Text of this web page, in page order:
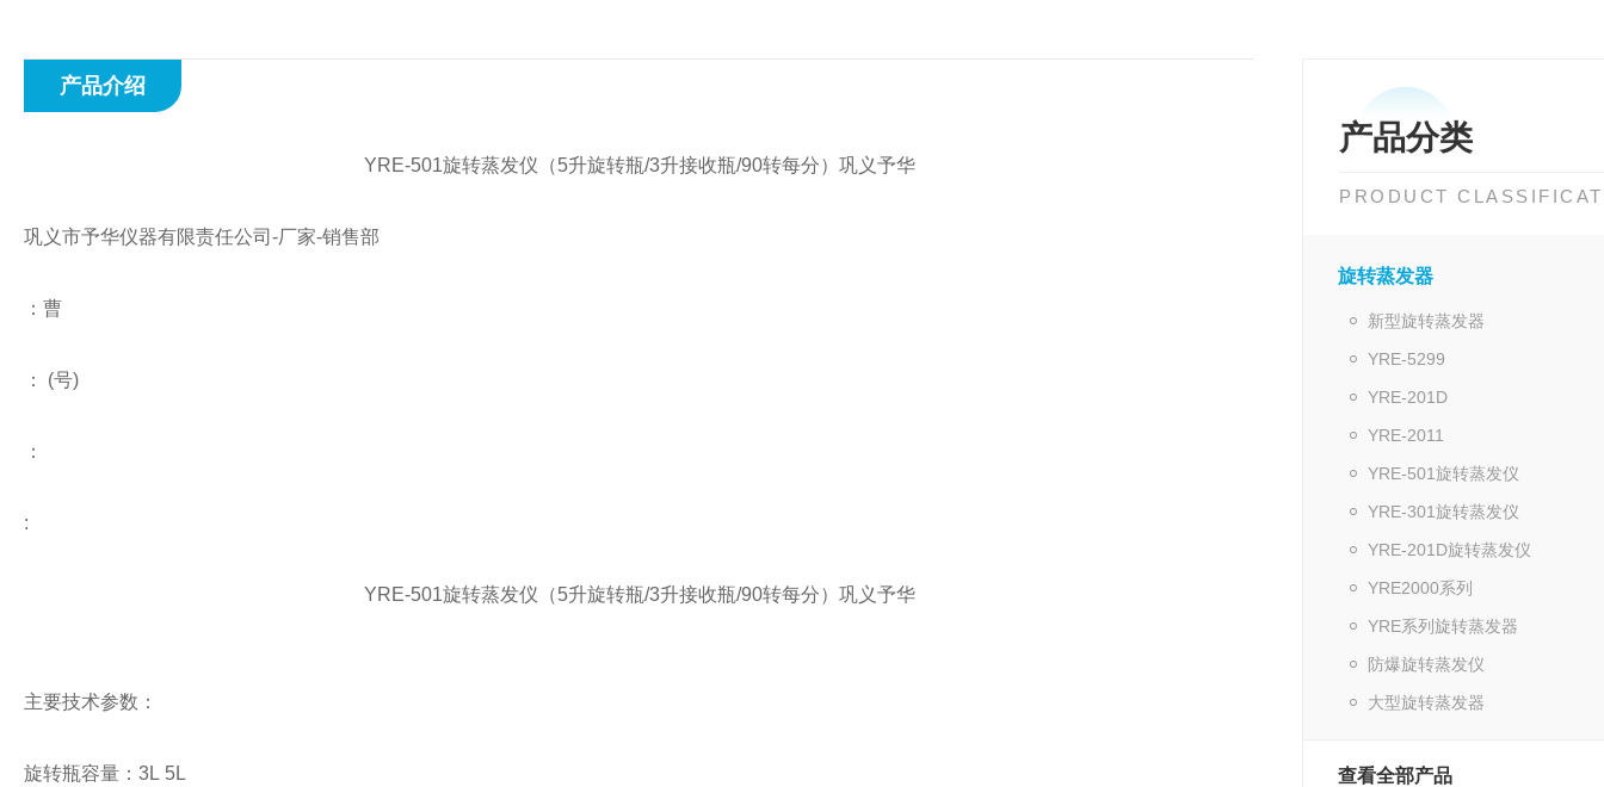
产品分类
PRODUCT
旋转蒸发器
新型旋转蒸发器
YRE-5299
YRE-201D
YRE-2011
YRE-501旋转蒸发仪
YRE-301旋转蒸发仪
YRE-201D旋转蒸发仪
YRE2000系列
YRE系列旋转蒸发器
防爆旋转蒸发仪
大型旋转蒸发器
查看全部产品
产品介绍
YRE-501旋转蒸发仪（5升旋转瓶/3升接收瓶/90转每分）巩义予华
巩义市予华仪器有限责任公司 -厂家-销售部
：曹
： (号)
：
:
YRE-501旋转蒸发仪（5升旋转瓶/3升接收瓶/90转每分）巩义予华
主要技术参数：
旋转瓶容量：3L 5L